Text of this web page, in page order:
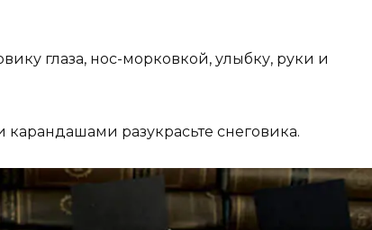
глаза, нос-морковкой, улыбку, руки и
разукрасьте снеговика.